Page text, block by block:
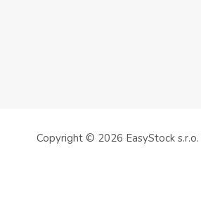
Copyright © 2026 EasyStock s.r.o.